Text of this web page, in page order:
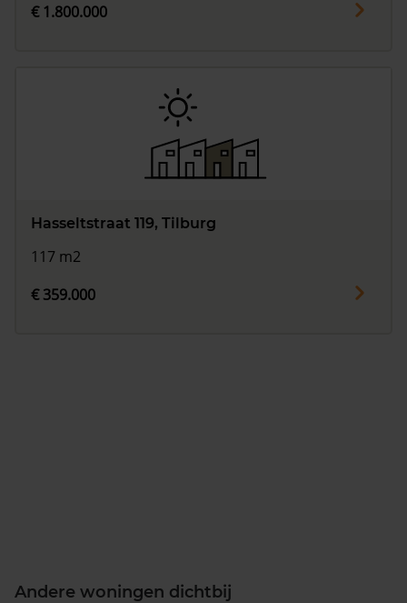
€ 1.800.000
Hasseltstraat 119, Tilburg
117 m2
€ 359.000
Andere woningen dichtbij